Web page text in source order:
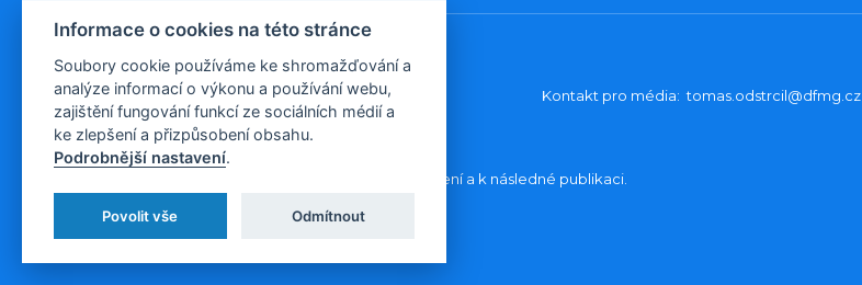
© 2026, Evropa v datech Kontakt pro média:tomas.odstrcil@dfmg.cz
Všechna data poskytujeme volně ke stažení a k následné publikaci.
Informace o cookies na této stránce
Soubory cookie používáme ke shromažďování a
analýze informací o výkonu a používání webu,
zajištění fungování funkcí ze sociálních médií a
ke zlepšení a přizpůsobení obsahu.
Podrobnější nastavení.
Povolit vše Odmítnout